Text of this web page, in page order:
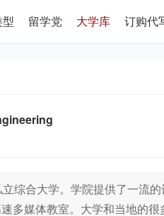
留学党 大学库 订购代
综合大学。学院提供了一流
多媒体教室。大学和当地的很